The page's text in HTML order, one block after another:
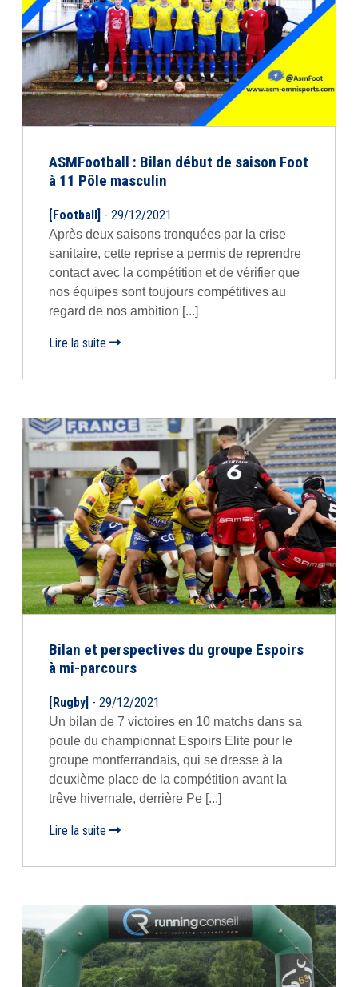
ASMFootball : Bilan début de saison Foot
à 11 Pôle masculin
[Football] - 29/12/2021
Après deux saisons tronquées par la crise
sanitaire, cette reprise a permis de reprendre
contact avec la compétition et de vérifier que
nos équipes sont toujours compétitives au
regard de nos ambition [...]
Lire la suite
Bilan et perspectives du groupe Espoirs
à mi-parcours
[Rugby] - 29/12/2021
Un bilan de 7 victoires en 10 matchs dans sa
poule du championnat Espoirs Elite pour le
groupe montferrandais, qui se dresse à la
deuxième place de la compétition avant la
trêve hivernale, derrière Pe [...]
Lire la suite